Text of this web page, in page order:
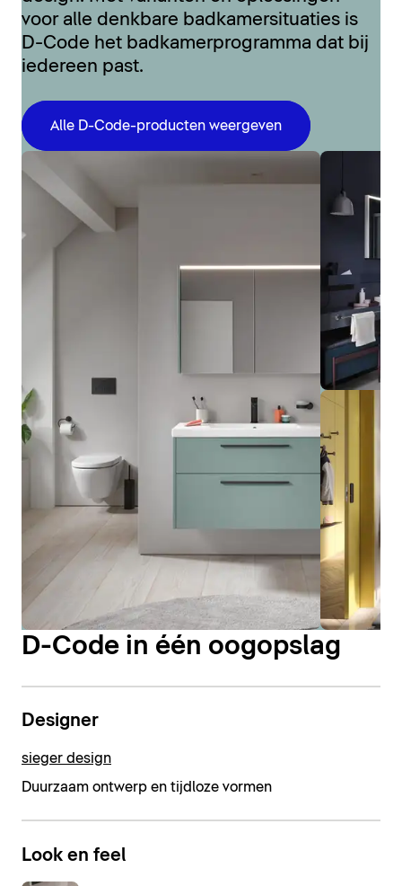
voor alle denkbare badkamersituaties is
D-Code het badkamerprogramma dat bij
iedereen past.
Alle D-Code-producten weergeven
D-Code in één oogopslag
Designer
sieger design
Duurzaam ontwerp en tijdloze vormen
Look en feel